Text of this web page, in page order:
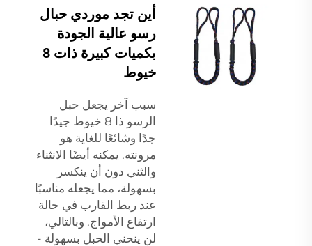
أين تجد موردي حبال
رسو عالية الجودة
بكميات كبيرة ذات 8
خيوط
سبب آخر يجعل حبل
الرسو ذا 8 خيوط جيدًا
جدًا وشائعًا للغاية هو
مرونته. يمكنه أيضًا الانثناء
والثني دون أن ينكسر
بسهولة، مما يجعله مناسبًا
عند ربط القارب في حالة
ارتفاع الأمواج. وبالتالي،
لن ينحني الحبل بسهولة -